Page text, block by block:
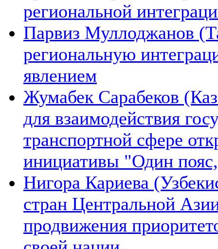
региональной
Парвиз Муллоджанов
региональную
явлением
Жумабек Сарабеков
для взаимодействия
транспортной сфере
инициативы "Один
Нигора Кариева
стран Центральной
продвижения